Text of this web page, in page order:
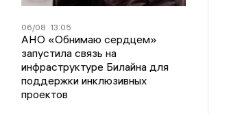
06/08 13:05
АНО «Обнимаю сердцем»
запустила связь на
инфраструктуре Билайна для
поддержки инклюзивных
проектов